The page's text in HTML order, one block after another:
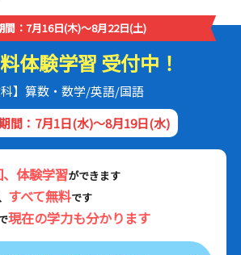
間：7月16日(木)～8月22日(土)
体験学習 受付中！
科】算数・数学/英語/国語
間：7月1日(水)～8月19日(水)
体験学習ができます
すべて無料です
現在の学力も分かります